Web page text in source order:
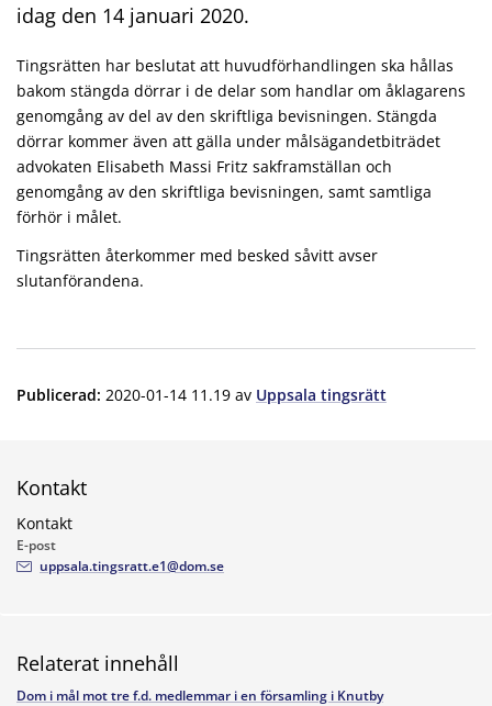
idag den 14 januari 2020.
Tingsrätten har beslutat att huvudförhandlingen ska hållas
bakom stängda dörrar i de delar som handlar om åklagarens
genomgång av del av den skriftliga bevisningen. Stängda
dörrar kommer även att gälla under målsägandetbiträdet
advokaten Elisabeth Massi Fritz sakframställan och
genomgång av den skriftliga bevisningen, samt samtliga
förhör i målet.
Tingsrätten återkommer med besked såvitt avser
slutanförandena.
Publicerad: 2020-01-14 11.19 av Uppsala tingsrätt
Kontakt
Kontakt
E-post
uppsala.tingsratt.e1@dom.se
Relaterat innehåll
Dom i mål mot tre f.d. medlemmar i en församling i Knutby